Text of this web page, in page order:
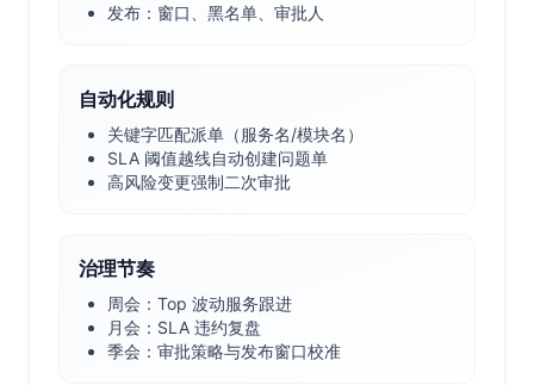
发布：窗口、黑名单、审批人
自动化规则
关键字匹配派单（服务名/模块名）
SLA 阈值越线自动创建问题单
高风险变更强制二次审批
治理节奏
周会：Top 波动服务跟进
月会：SLA 违约复盘
季会：审批策略与发布窗口校准